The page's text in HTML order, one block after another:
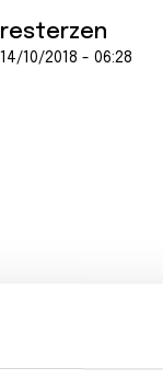
resterzen
14/10/2018 - 06:28